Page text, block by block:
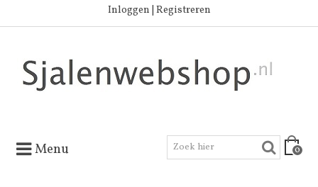
Inloggen | Registreren
Menu 0